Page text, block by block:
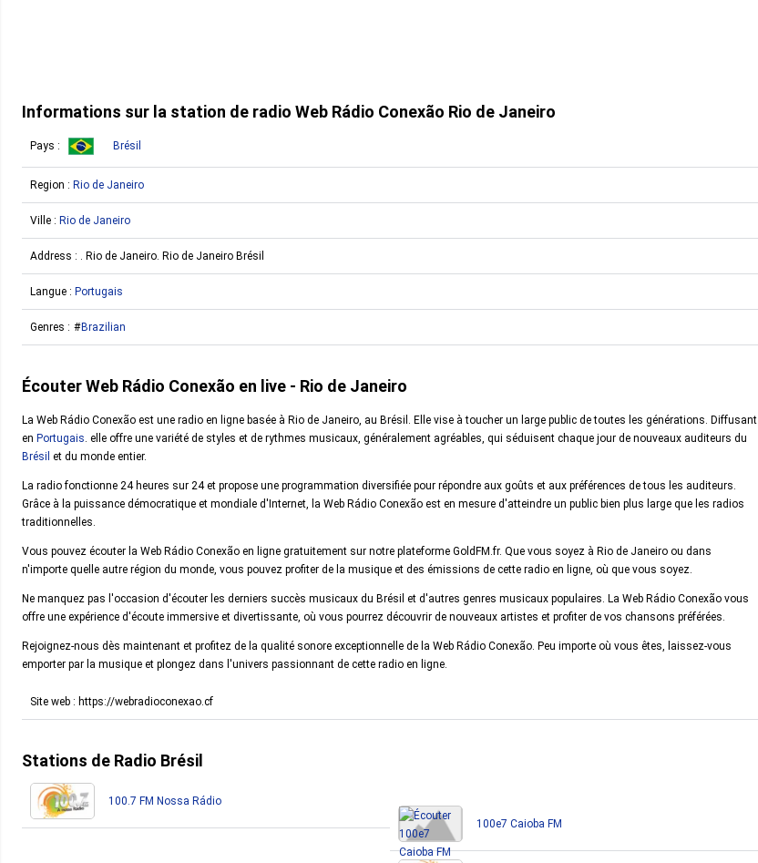
Informations sur la station de radio Web Rádio Conexão Rio de Janeiro
Pays : Brésil
Region : Rio de Janeiro
Ville : Rio de Janeiro
Address : . Rio de Janeiro. Rio de Janeiro Brésil
Langue : Portugais
Genres : Brazilian
Écouter Web Rádio Conexão en live - Rio de Janeiro
La Web Rádio Conexão est une radio en ligne basée à Rio de Janeiro, au Brésil. Elle vise à toucher un large public de toutes les générations. Diffusant
en Portugais. elle offre une variété de styles et de rythmes musicaux, généralement agréables, qui séduisent chaque jour de nouveaux auditeurs du
Brésil et du monde entier.
La radio fonctionne 24 heures sur 24 et propose une programmation diversifiée pour répondre aux goûts et aux préférences de tous les auditeurs.
Grâce à la puissance démocratique et mondiale d'Internet, la Web Rádio Conexão est en mesure d'atteindre un public bien plus large que les radios
traditionnelles.
Vous pouvez écouter la Web Rádio Conexão en ligne gratuitement sur notre plateforme GoldFM.fr. Que vous soyez à Rio de Janeiro ou dans
n'importe quelle autre région du monde, vous pouvez profiter de la musique et des émissions de cette radio en ligne, où que vous soyez.
Ne manquez pas l'occasion d'écouter les derniers succès musicaux du Brésil et d'autres genres musicaux populaires. La Web Rádio Conexão vous
offre une expérience d'écoute immersive et divertissante, où vous pourrez découvrir de nouveaux artistes et profiter de vos chansons préférées.
Rejoignez-nous dès maintenant et profitez de la qualité sonore exceptionnelle de la Web Rádio Conexão. Peu importe où vous êtes, laissez-vous
emporter par la musique et plongez dans l'univers passionnant de cette radio en ligne.
Site web : https://webradioconexao.cf
Stations de Radio Brésil
100.7 FM Nossa Rádio
100e7 Caioba FM